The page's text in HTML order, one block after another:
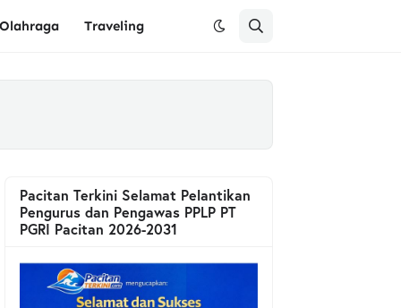
Olahraga Traveling
Pacitan Terkini Selamat Pelantikan
Pengurus dan Pengawas PPLP PT
PGRI Pacitan 2026-2031